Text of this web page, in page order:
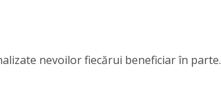
nevoilor fiecărui beneficiar în parte.